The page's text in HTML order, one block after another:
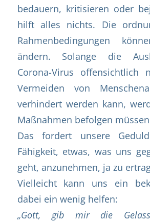
bedauern, kritisieren oder
hilft alles nichts. Die
Rahmenbedingungen
ändern. Solange die
Corona-Virus offensichtlich
Vermeiden von
verhindert werden kann,
Maßnahmen befolgen
Das fordert unsere
Fähigkeit, etwas, was uns
geht, anzunehmen, ja zu
Vielleicht kann uns ein
dabei ein wenig helfen:
„Gott, gib mir die